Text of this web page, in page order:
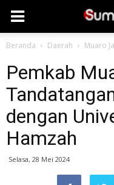
Beranda Daerah Muaro
Pemkab
dengan
Hamzah
Selasa, 28 Mei 2024